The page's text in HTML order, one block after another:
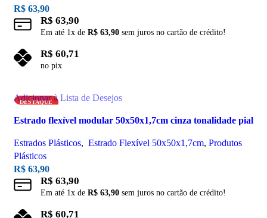
R$ 63,90
R$ 63,90
Em até 1x de R$ 63,90 sem juros no cartão de crédito!
R$ 60,71
no pix
DESTAQUE
Adicionar à Lista de Desejos
Estrado flexível modular 50x50x1,7cm cinza tonalidade pial
Estrados Plásticos, Estrado Flexível 50x50x1,7cm, Produtos
Plásticos
R$ 63,90
R$ 63,90
Em até 1x de R$ 63,90 sem juros no cartão de crédito!
R$ 60,71